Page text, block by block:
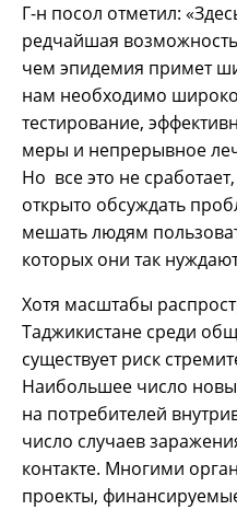
Г-н посол отметил:
редчайшая
чем эпидемия примет
нам необходимо
тестирование,
меры и непрерывное
Но все это не
открыто обсуждать
мешать людям
которых они так
Хотя масштабы
Таджикистане среди
существует риск
Наибольшее число
на потребителей
число случаев
контакте. Многими
проекты,